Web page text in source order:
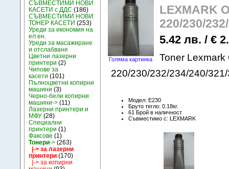
СЪВМЕСТИМИ НОВИ
КАСЕТИ с ДДС (186)
СЪВМЕСТИМИ НОВИ
ТОНЕР КАСЕТИ (253)
Уреди за икономия на
ел.ен.
Уреди за масажиране
и отслабване
Цветни лазерни
принтери (2)
Чипове за
касети (101)
Пълноцветни копирни
машини (3)
Черно-бели копирни
машини-> (11)
Лазерни принтери и
МФУ (28)
Специални
принтери (1)
Факсове (1)
Тонери-> (263)
|-> за лазерни
принтери (170)
|-> за копирни
Голяма картинка
LEXMARK
220/230/
5.42 лв. / €
Toner Lexmark
220/230/232/234/240/
Модел: E230
Бруто тегло: 0.18кг.
61 Брой в наличност
Съвместимо с: LEXMARK